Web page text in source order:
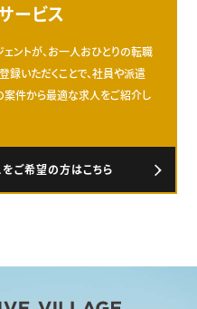
ービス
ントが、お一人おひとりの転職
録いただくことで、社員や派遣
案件から最適な求人をご紹介し
ご希望の方はこちら